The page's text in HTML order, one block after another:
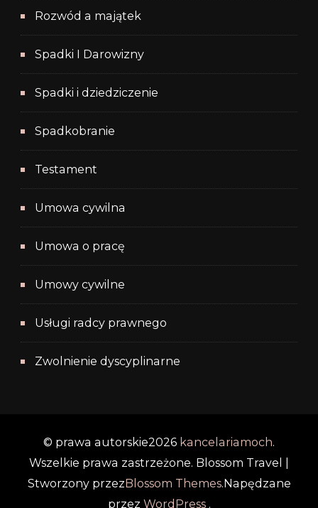
Rozwód a majątek
Spadki I Darowizny
Spadki i dziedziczenie
Spadkobranie
Testament
Umowa cywilna
Umowa o pracę
Umowy cywilne
Usługi radcy prawnego
Zwolnienie dyscyplinarne
© prawa autorskie2026 kancelariamoch.
Wszelkie prawa zastrzeżone. Blossom Travel |
Stworzony przez Blossom Themes.Napędzane
przez WordPress.